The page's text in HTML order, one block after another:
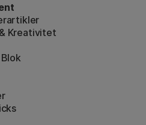
Kreativitet